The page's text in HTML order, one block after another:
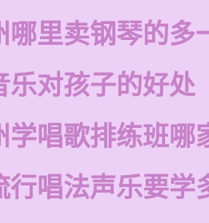
哪里卖钢琴的多
乐对孩子的好处
学唱歌排练班哪
行唱法声乐要学